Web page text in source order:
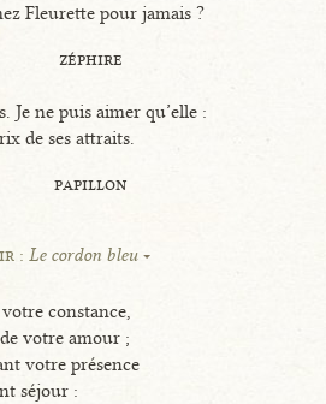
Fleurette pour jamais ?
zéphire
Je ne puis aimer qu’elle :
de ses attraits.
papillon
:Le cordon bleu
constance,
votre amour ;
votre présence
séjour :